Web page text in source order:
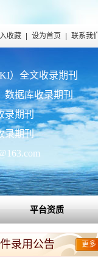
收藏 设为首页 联系我们
）全文收录期刊
数据库收录期刊
录期刊
录期刊
平台资质
录用公告 更多